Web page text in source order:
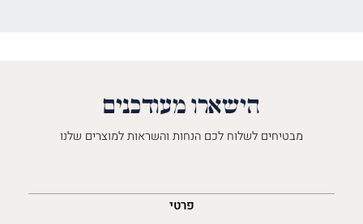
הישארו מעודכנים
מבטיחים לשלוח לכם הנחות והשראות למוצרים שלנו
פרטי